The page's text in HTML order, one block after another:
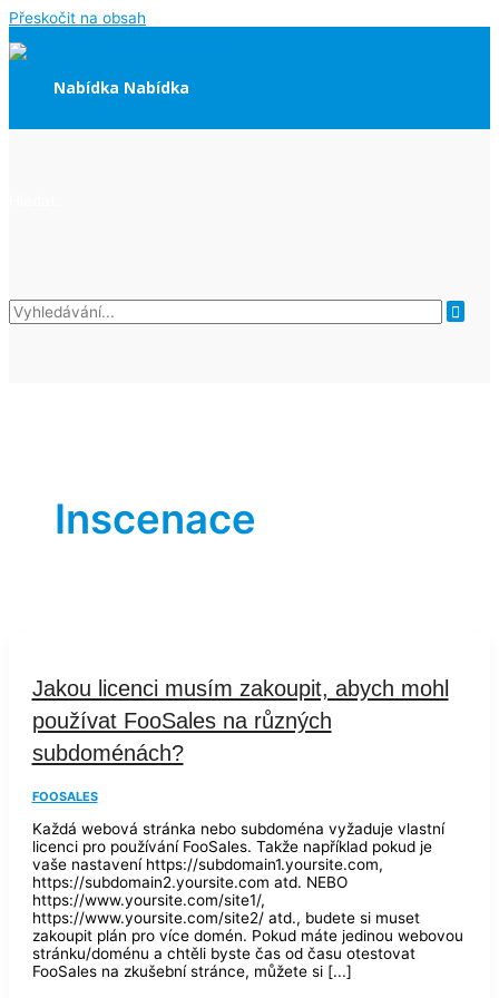
Přeskočit na obsah
Nabídka Nabídka
Inscenace
Jakou licenci musím zakoupit, abych mohl
používat FooSales na různých
subdoménách?
FOOSALES
Každá webová stránka nebo subdoména vyžaduje vlastní
licenci pro používání FooSales. Takže například pokud je
vaše nastavení https://subdomain1.yoursite.com,
https://subdomain2.yoursite.com atd. NEBO
https://www.yoursite.com/site1/,
https://www.yoursite.com/site2/ atd., budete si muset
zakoupit plán pro více domén. Pokud máte jedinou webovou
stránku/doménu a chtěli byste čas od času otestovat
FooSales na zkušební stránce, můžete si [...]